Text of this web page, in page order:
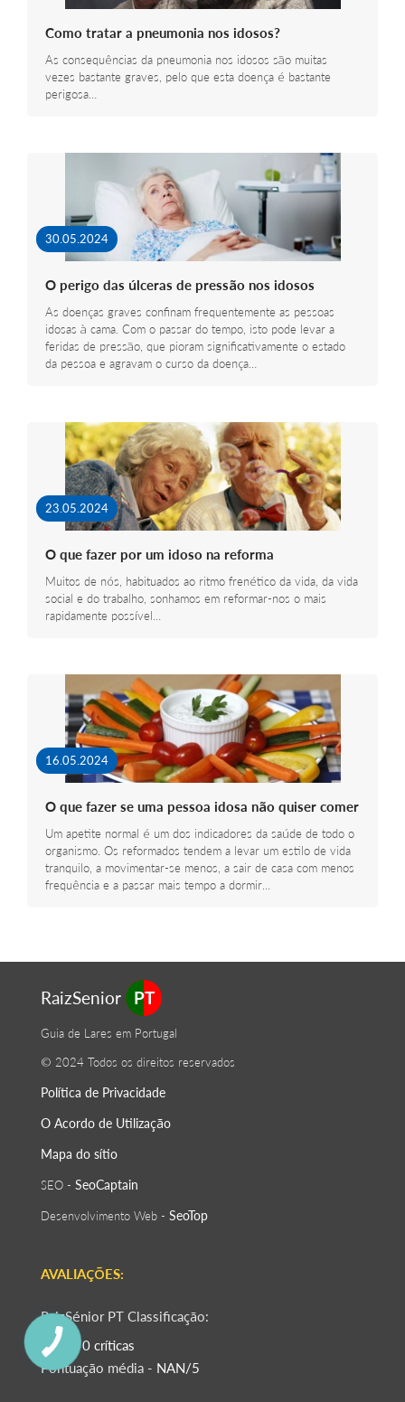
Como tratar a pneumonia nos idosos?
As consequências da pneumonia nos idosos são muitas
vezes bastante graves, pelo que esta doença é bastante
perigosa…
30.05.2024
O perigo das úlceras de pressão nos idosos
As doenças graves confinam frequentemente as pessoas
idosas à cama. Com o passar do tempo, isto pode levar a
feridas de pressão, que pioram significativamente o estado
da pessoa e agravam o curso da doença…
23.05.2024
O que fazer por um idoso na reforma
Muitos de nós, habituados ao ritmo frenético da vida, da vida
social e do trabalho, sonhamos em reformar-nos o mais
rapidamente possível…
16.05.2024
O que fazer se uma pessoa idosa não quiser comer
Um apetite normal é um dos indicadores da saúde de todo o
organismo. Os reformados tendem a levar um estilo de vida
tranquilo, a movimentar-se menos, a sair de casa com menos
frequência e a passar mais tempo a dormir…
RaizSenior PT
Guia de Lares em Portugal
© 2024 Todos os direitos reservados
Política de Privacidade
O Acordo de Utilização
Mapa do sítio
SEO - SeoСaptain
Desenvolvimento Web - SeoTop
AVALIAÇÕES:
RaizSénior PT Classificação:
Total - 0 críticas
Pontuação média - NAN/5